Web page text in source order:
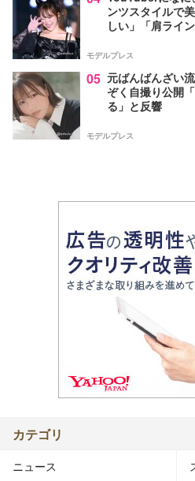
ンツスタイルで
しい」「肩ライ
モデルプレス
05 元ばんばんざい
ぞく自撮り公開
る」と反響
モデルプレス
カテゴリ
ニュース